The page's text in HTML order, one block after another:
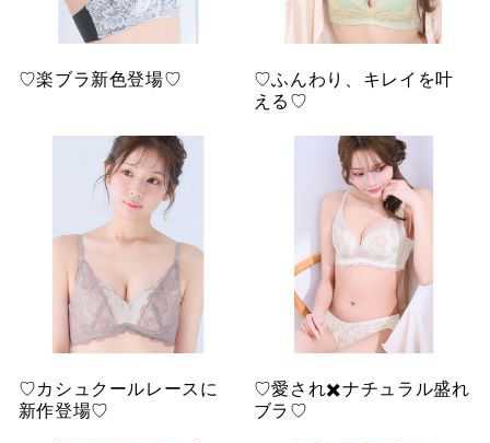
♡楽ブラ新色登場♡
♡ふんわり、キレイを叶
える♡
♡カシュクールレースに
新作登場♡
♡愛され✖️ナチュラル盛れ
ブラ♡